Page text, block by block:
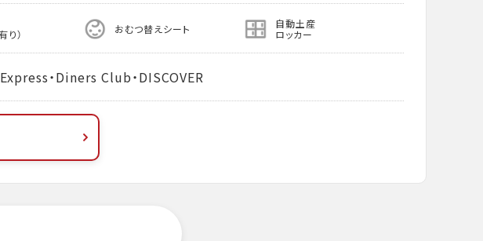
り） おむつ替えシート 自動土産
ロッカー
・Diners Club・DISCOVER